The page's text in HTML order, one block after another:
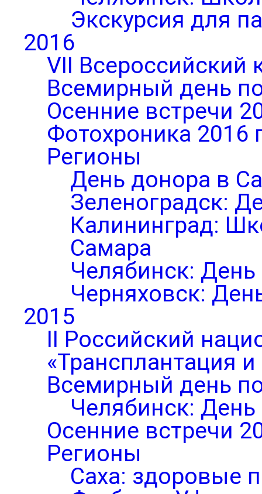
Экскурсия для
2016
VII Всероссийский
Всемирный день
Осенние встречи
Фотохроника 2016
Регионы
День донора в
Зеленоградск:
Калининград:
Самара
Челябинск: День
Черняховск:
2015
II Российский
«Трансплантация
Всемирный день
Челябинск: День
Осенние встречи
Регионы
Саха: здоровые